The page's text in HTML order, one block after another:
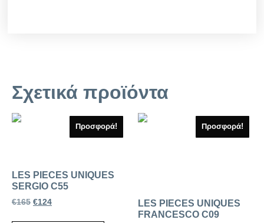
Σχετικά προϊόντα
Προσφορά!
LES PIECES UNIQUES
SERGIO C55
€165 €124
Προσφορά!
LES PIECES UNIQUES
FRANCESCO C09